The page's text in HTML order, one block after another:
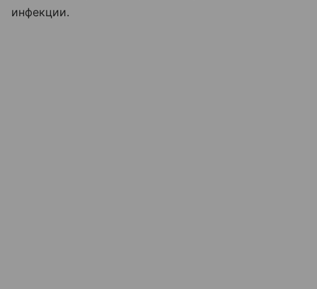
инфекции.